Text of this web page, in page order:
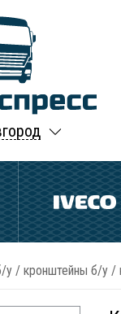
у / кронштейны б/у /